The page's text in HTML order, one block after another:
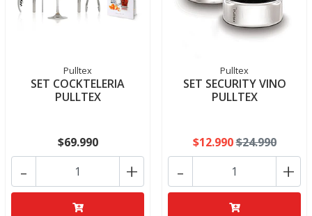
Pulltex
SET COCKTELERIA
PULLTEX
$69.990
+
-
Pulltex
SET SECURITY VINO
PULLTEX
$12.990$24.990
+
-